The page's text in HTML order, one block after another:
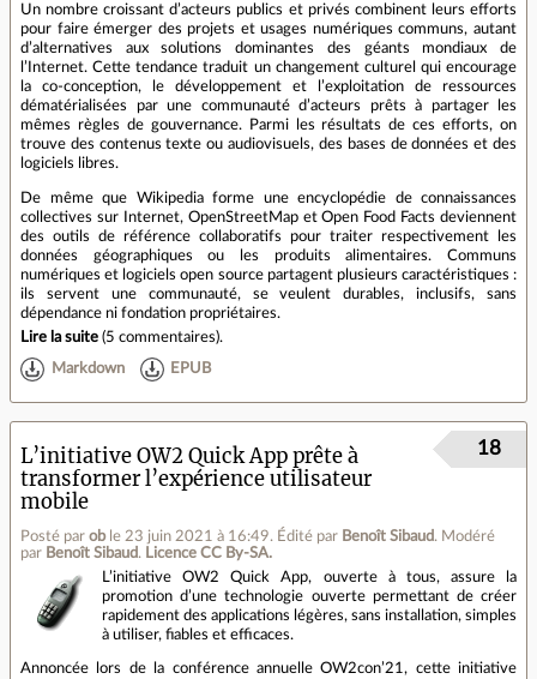
Un nombre croissant d’acteurs publics et privés combinent leurs efforts
pour faire émerger des projets et usages numériques communs, autant
d’alternatives aux solutions dominantes des géants mondiaux de
l’Internet. Cette tendance traduit un changement culturel qui encourage
la co-conception, le développement et l’exploitation de ressources
dématérialisées par une communauté d’acteurs prêts à partager les
mêmes règles de gouvernance. Parmi les résultats de ces efforts, on
trouve des contenus texte ou audiovisuels, des bases de données et des
logiciels libres.
De même que Wikipedia forme une encyclopédie de connaissances
collectives sur Internet, OpenStreetMap et Open Food Facts deviennent
des outils de référence collaboratifs pour traiter respectivement les
données géographiques ou les produits alimentaires. Communs
numériques et logiciels open source partagent plusieurs caractéristiques :
ils servent une communauté, se veulent durables, inclusifs, sans
dépendance ni fondation propriétaires.
Lire la suite (5 commentaires).
Markdown EPUB
L’initiative OW2 Quick App prête à
transformer l’expérience utilisateur
mobile
Posté par ob le 23 juin 2021 à 16:49. Édité par Benoît Sibaud. Modéré
par Benoît Sibaud. Licence CC By‑SA.
18
L’initiative OW2 Quick App, ouverte à tous, assure la
promotion d’une technologie ouverte permettant de créer
rapidement des applications légères, sans installation, simples
à utiliser, fiables et efficaces.
Annoncée lors de la conférence annuelle OW2con’21, cette initiative